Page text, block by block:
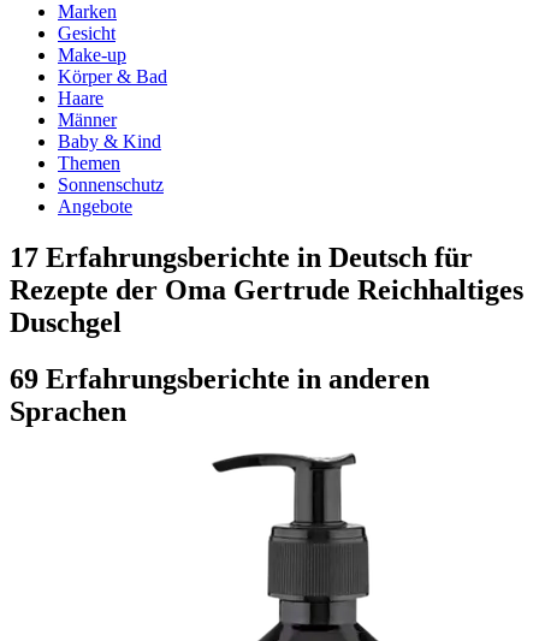
Marken
Gesicht
Make-up
Körper & Bad
Haare
Männer
Baby & Kind
Themen
Sonnenschutz
Angebote
17 Erfahrungsberichte in Deutsch für
Rezepte der Oma Gertrude Reichhaltiges
Duschgel
69 Erfahrungsberichte in anderen
Sprachen